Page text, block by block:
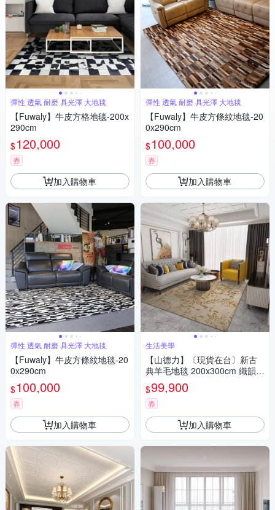
彈性 透氣 耐磨 具光澤 大地毯
【Fuwaly】牛皮方格地毯-200x
290cm
$120,000
券
加入購物車
彈性 透氣 耐磨 具光澤 大地毯
【Fuwaly】牛皮方條紋地毯-20
0x290cm
$100,000
券
加入購物車
彈性 透氣 耐磨 具光澤 大地毯
【Fuwaly】牛皮方條紋地毯-20
0x290cm
$100,000
券
加入購物車
生活美學
【山德力】〔現貨在台〕新古
典羊毛地毯 200x300cm 織韻
金
$99,900
券
加入購物車